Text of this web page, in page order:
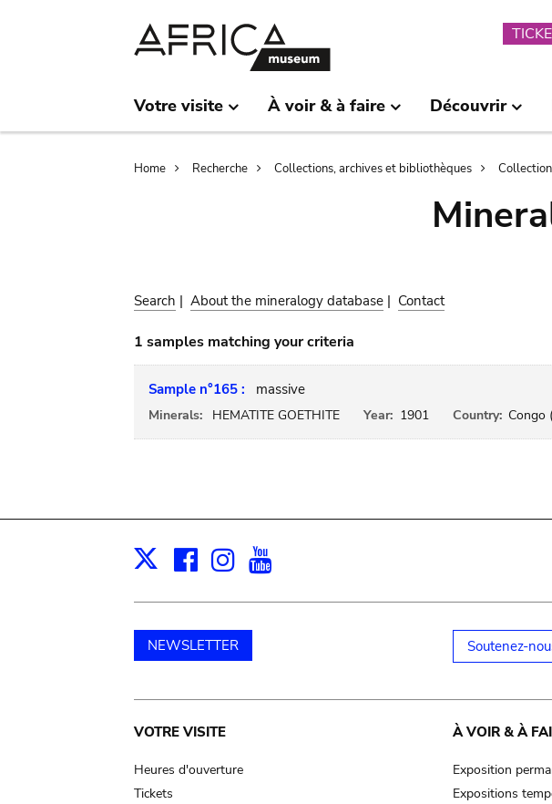
Votre visite À voir & à faire Découvrir
Breadcrumb
Home Recherche Collections, archives et bibliothèques
Search | About the mineralogy database | Contact
1 samples matching your criteria
Sample n°165 : massive
Minerals: HEMATITE GOETHITE Year: 1901 Country: Congo
X Facebook
Instagram
NEWSLETTER Soutenez-
Main
navigation
VOTRE VISITE
Heures d'ouverture
Tickets
À VOIR & À
Exposition
Expositions